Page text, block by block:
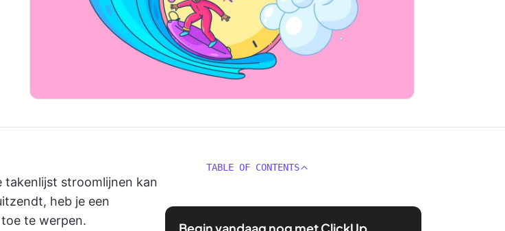
takenlijst stroomlijnen kan
heb je een
te werpen.
TABLE OF CONTENTS